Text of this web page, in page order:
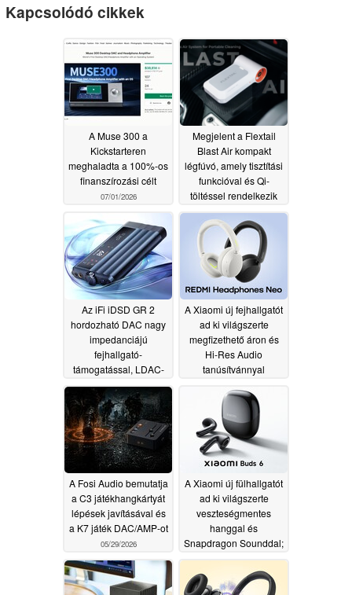
Kapcsolódó cikkek
A Muse 300 a
Kickstarteren
meghaladta a 100%-os
finanszírozási célt
07/01/2026
Megjelent a Flextail
Blast Air kompakt
légfúvó, amely tisztítási
funkcióval és Qi-
töltéssel rendelkezik
06/28/2026
Az iFi iDSD GR 2
hordozható DAC nagy
impedanciájú
fejhallgató-
támogatással, LDAC-
kel és aptX Lossless-
szel debütál06/13/2026
A Xiaomi új fejhallgatót
ad ki világszerte
megfizethető áron és
Hi-Res Audio
tanúsítvánnyal
A Fosi Audio bemutatja
a C3 játékhangkártyát
lépések javításával és
a K7 játék DAC/AMP-ot
05/29/2026
A Xiaomi új fülhallgatót
ad ki világszerte
veszteségmentes
hanggal és
Snapdragon Sounddal;
Európában
megerősített olcsóbb
árképzéssel05/28/2026